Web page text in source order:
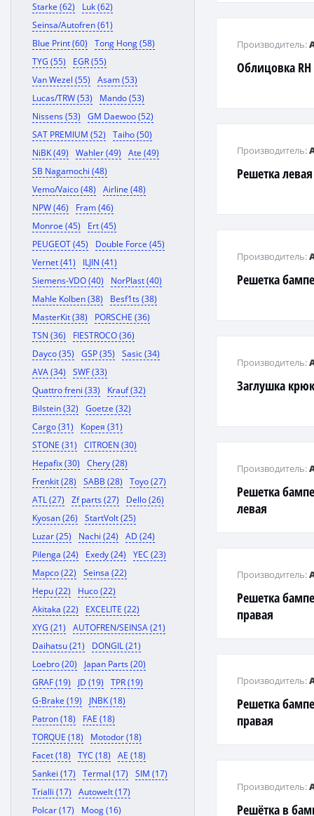
Starke (62)
Luk (62)
Seinsa/Autofren (61)
Blue Print (60)
Tong Hong (58)
TYG (55)
EGR (55)
Van Wezel (55)
Asam (53)
Lucas/TRW (53)
Mando (53)
Nissens (53)
GM Daewoo (52)
SAT PREMIUM (52)
Taiho (50)
NiBK (49)
Wahler (49)
Ate (49)
SB Nagamochi (48)
Vemo/Vaico (48)
Airline (48)
NPW (46)
Fram (46)
Monroe (45)
Ert (45)
PEUGEOT (45)
Double Force (45)
Vernet (41)
ILJIN (41)
Siemens-VDO (40)
NorPlast (40)
Mahle Kolben (38)
Besf1ts (38)
MasterKit (38)
PORSCHE (36)
TSN (36)
FIESTROCO (36)
Dayco (35)
GSP (35)
Sasic (34)
AVA (34)
SWF (33)
Quattro freni (33)
Krauf (32)
Bilstein (32)
Goetze (32)
Cargo (31)
Корея (31)
STONE (31)
CITROEN (30)
Hepafix (30)
Chery (28)
Frenkit (28)
SABB (28)
Toyo (27)
ATL (27)
Zf parts (27)
Dello (26)
Kyosan (26)
StartVolt (25)
Luzar (25)
Nachi (24)
AD (24)
Pilenga (24)
Exedy (24)
YEC (23)
Mapco (22)
Seinsa (22)
Hepu (22)
Huco (22)
Akitaka (22)
EXCELITE (22)
XYG (21)
AUTOFREN/SEINSA (21)
Daihatsu (21)
DONGIL (21)
Loebro (20)
Japan Parts (20)
GRAF (19)
JD (19)
TPR (19)
G-Brake (19)
JNBK (18)
Patron (18)
FAE (18)
TORQUE (18)
Motodor (18)
Facet (18)
TYC (18)
AE (18)
Sankei (17)
Termal (17)
SIM (17)
Trialli (17)
Autowelt (17)
Polcar (17)
Moog (16)
Облицовка RH
Производитель:
Решетка левая
Производитель:
Решетка
Производитель:
Заглушка
Производитель:
Решетка
левая
Производитель:
Решетка
правая
Производитель:
Решетка
правая
Производитель:
Решётка в
Производитель: